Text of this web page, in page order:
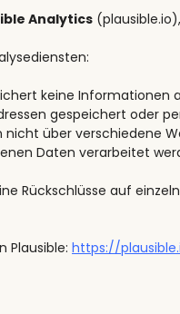
Analytics
keine Informationen
gespeichert oder
nicht über verschiedene
Daten verarbeitet
Rückschlüsse auf
Plausible: https://